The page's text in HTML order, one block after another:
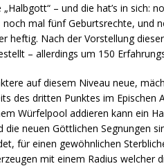
– und die hat’s in
mal fünf Geburtsrechte, und
heftig. Nach der Vorstellung
– allerdings um 150
auf diesem Niveau neue,
des dritten Punktes im
Würfelpool addieren kann ein
die neuen Göttlichen Segnungen
für einen gewöhnlichen
mit einem Radius